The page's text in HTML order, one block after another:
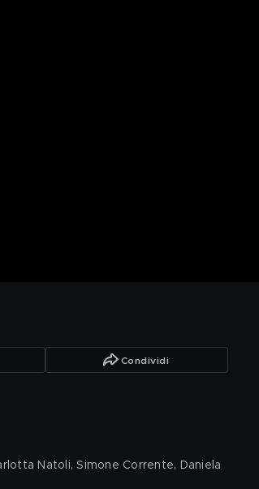
Condividi
Natoli, Simone Corrente, Daniela